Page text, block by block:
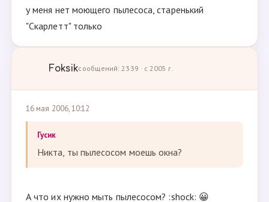
у меня нет моющего пылесоса, старенький
"Скарлетт" только
Foksikсообщений: 2339 · с 2005 г.
16 мая 2006, 10:12
Гусик
Никта, ты пылесосом моешь окна?
А что их нужно мыть пылесосом? :shock: 😀